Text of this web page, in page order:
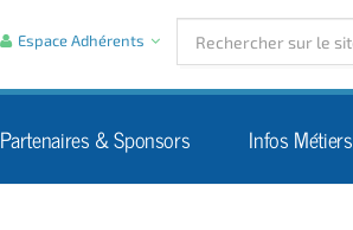
Partenaires & Sponsors Infos Métiers
Espace Adhérents